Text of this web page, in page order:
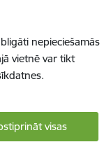
nepieciešamās
vietnē var tikt
visas